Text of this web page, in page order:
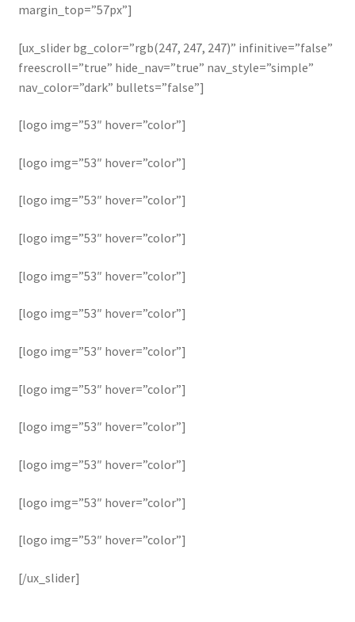
margin_top=”57px”]
[ux_slider bg_color=”rgb(247, 247, 247)” infinitive=”false”
freescroll=”true” hide_nav=”true” nav_style=”simple”
nav_color=”dark” bullets=”false”]
[logo img=”53″ hover=”color”]
[logo img=”53″ hover=”color”]
[logo img=”53″ hover=”color”]
[logo img=”53″ hover=”color”]
[logo img=”53″ hover=”color”]
[logo img=”53″ hover=”color”]
[logo img=”53″ hover=”color”]
[logo img=”53″ hover=”color”]
[logo img=”53″ hover=”color”]
[logo img=”53″ hover=”color”]
[logo img=”53″ hover=”color”]
[logo img=”53″ hover=”color”]
[/ux_slider]